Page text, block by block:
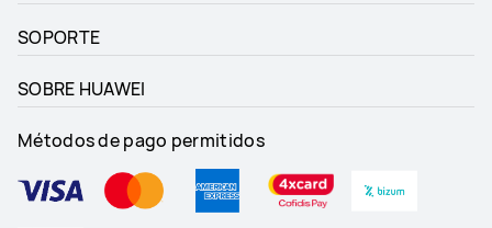
SOPORTE
SOBRE HUAWEI
Métodos de pago permitidos